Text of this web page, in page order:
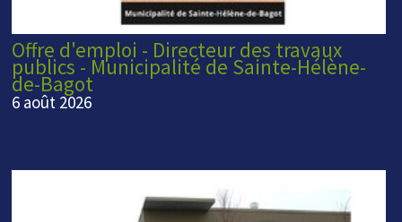
Offre d'emploi - Directeur des travaux
publics - Municipalité de Sainte-Hélène-
de-Bagot
6 août 2026